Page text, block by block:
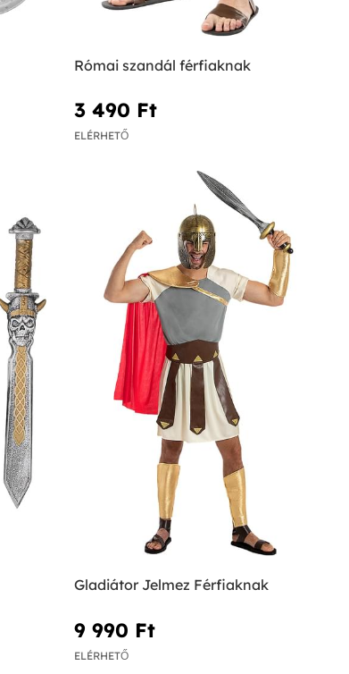
Római szandál férfiaknak
3 490 Ft‎
ELÉRHETŐ
Gladiátor Jelmez Férfiaknak
9 990 Ft‎
ELÉRHETŐ